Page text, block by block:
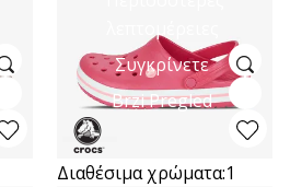
Συγκρίνετε
Brzi Pregled
Διαθέσιμα χρώματα:1